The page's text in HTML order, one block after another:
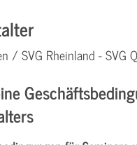
/ SVG Rheinland - SVG